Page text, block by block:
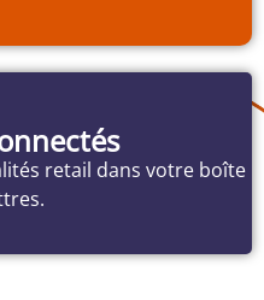
retail dans votre boîte